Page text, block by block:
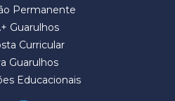
Permanente
Guarulhos
Curricular
Guarulhos
Educacionais